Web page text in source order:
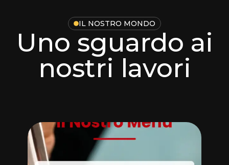
IL NOSTRO MONDO
Uno sguardo ai
nostri lavori